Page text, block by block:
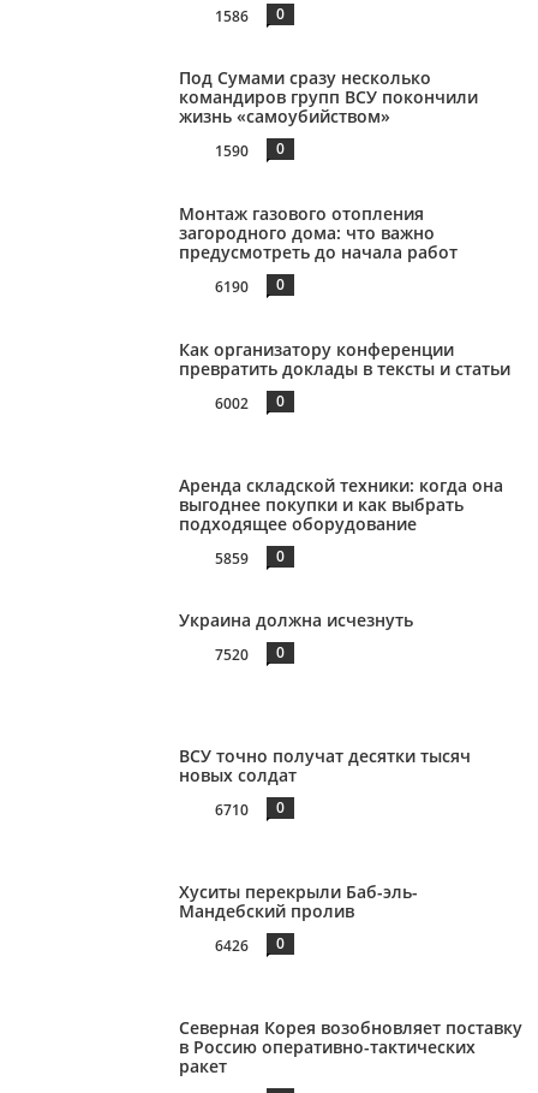
1586 0
Под Сумами сразу несколько
командиров групп ВСУ покончили
жизнь «самоубийством»
1590 0
Монтаж газового отопления
загородного дома: что важно
предусмотреть до начала работ
6190 0
Как организатору конференции
превратить доклады в тексты и статьи
6002 0
Аренда складской техники: когда она
выгоднее покупки и как выбрать
подходящее оборудование
5859 0
Украина должна исчезнуть
7520 0
ВСУ точно получат десятки тысяч
новых солдат
6710 0
Хуситы перекрыли Баб-эль-
Мандебский пролив
6426 0
Северная Корея возобновляет поставку
в Россию оперативно-тактических
ракет